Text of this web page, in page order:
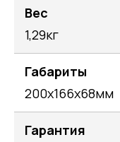
Вес
1,29кг
Габариты
200х166х68мм
Гарантия